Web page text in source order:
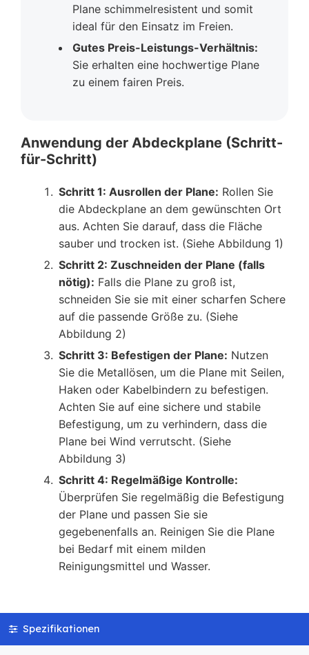
Plane schimmelresistent und somit
ideal für den Einsatz im Freien.
Gutes Preis-Leistungs-Verhältnis:
Sie erhalten eine hochwertige Plane
zu einem fairen Preis.
Anwendung der Abdeckplane (Schritt-
für-Schritt)
Schritt 1: Ausrollen der Plane: Rollen Sie
die Abdeckplane an dem gewünschten Ort
aus. Achten Sie darauf, dass die Fläche
sauber und trocken ist. (Siehe Abbildung 1)
Schritt 2: Zuschneiden der Plane (falls
nötig): Falls die Plane zu groß ist,
schneiden Sie sie mit einer scharfen Schere
auf die passende Größe zu. (Siehe
Abbildung 2)
Schritt 3: Befestigen der Plane: Nutzen
Sie die Metallösen, um die Plane mit Seilen,
Haken oder Kabelbindern zu befestigen.
Achten Sie auf eine sichere und stabile
Befestigung, um zu verhindern, dass die
Plane bei Wind verrutscht. (Siehe
Abbildung 3)
Schritt 4: Regelmäßige Kontrolle:
Überprüfen Sie regelmäßig die Befestigung
der Plane und passen Sie sie
gegebenenfalls an. Reinigen Sie die Plane
bei Bedarf mit einem milden
Reinigungsmittel und Wasser.
Spezifikationen